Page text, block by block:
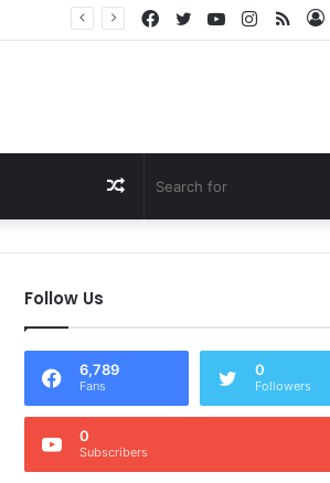
RSS
Instagram
YouTube
Twitter
Facebook
Random
Article
Follow Us
6,789
Fans
0
Followers
0
Subscribers